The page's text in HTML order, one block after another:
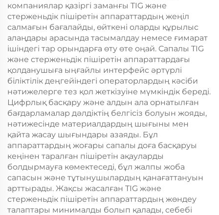
компаниялар қазіргі заманғы TIG және
стерженьдік пішіретін аппараттардың жеңіл
салмағын бағалайды, өйткені оларды құрылыс
алаңдары арасында тасымалдау немесе ғимарат
ішіндегі тар орындарға өту өте оңай. Сапалы TIG
және стерженьдік пішіретін аппараттардағы
қолданушыға ыңғайлы интерфейс әртүрлі
біліктілік деңгейіндегі операторлардың кәсіби
нәтижелерге тез қол жеткізуіне мүмкіндік береді.
Цифрлық басқару және алдын ала орнатылған
бағдарламалар дәлдіктің белгісіз болуын жояды,
нәтижесінде материалдардың шығыны мен
қайта жасау шығындары азаяды. Бұл
аппараттардың жоғары сапалы доға басқаруы
кеңінен таралған пішіретін ақауларды
болдырмауға көмектеседі, бұл жалпы жоба
сапасын және тұтынушылардың қанағаттануын
арттырады. Жақсы жасалған TIG және
стерженьдік пішіретін аппараттардың жөндеу
талаптары минималды болып қалады, себебі